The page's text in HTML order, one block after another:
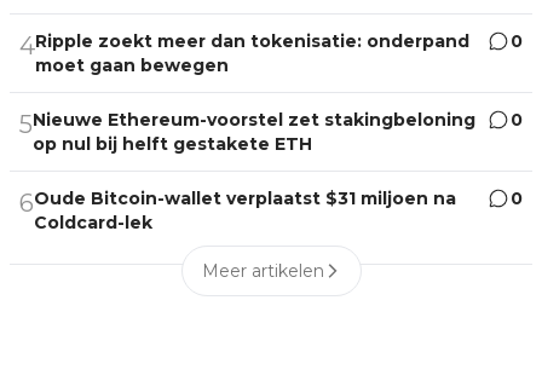
4Ripple zoekt meer dan tokenisatie: onderpand
moet gaan bewegen
0
5Nieuwe Ethereum-voorstel zet stakingbeloning
op nul bij helft gestakete ETH
0
6Oude Bitcoin-wallet verplaatst $31 miljoen na
Coldcard-lek
0
Meer artikelen